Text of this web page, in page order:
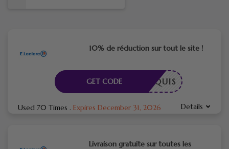
10% de réduction sur tout le site !
E REQUIS
GET CODE
Used 70 Times . Expires December 31, 2026 Details
Livraison gratuite sur toutes les